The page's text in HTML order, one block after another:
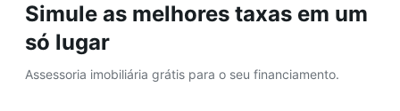
Simule as melhores taxas em um
só lugar
Assessoria imobiliária grátis para o seu financiamento.